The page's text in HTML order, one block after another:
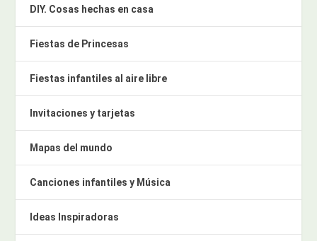
DIY. Cosas hechas en casa
Fiestas de Princesas
Fiestas infantiles al aire libre
Invitaciones y tarjetas
Mapas del mundo
Canciones infantiles y Música
Ideas Inspiradoras